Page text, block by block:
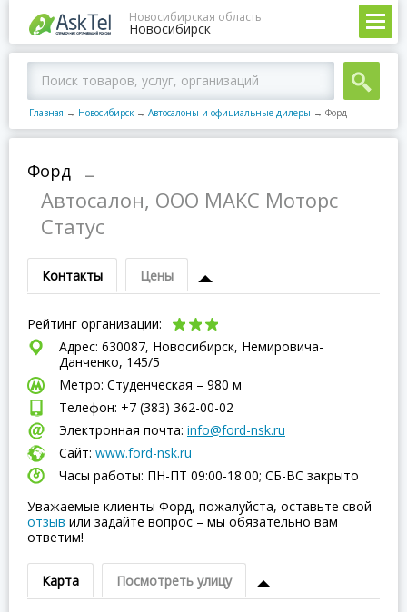
Новосибирская область
Новосибирск
Главная → Новосибирск → Автосалоны и официальные дилеры → Форд
Форд
–
Автосалон, ООО МАКС Моторс
Статус
Контакты Цены
Рейтинг организации:
Адрес: 630087, Новосибирск, Немировича-
Данченко, 145/5
Метро: Студенческая – 980 м
Телефон: +7 (383) 362-00-02
Электронная почта: info@ford-nsk.ru
Сайт: www.ford-nsk.ru
Часы работы: ПН-ПТ 09:00-18:00; СБ-ВC закрыто
Уважаемые клиенты Форд, пожалуйста, оставьте свой
отзыв или задайте вопрос – мы обязательно вам
ответим!
Карта Посмотреть улицу